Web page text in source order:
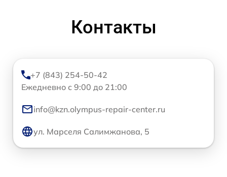
Контакты
+7 (843) 254-50-42
Ежедневно с 9:00 до 21:00
info@kzn.olympus-repair-center.ru
ул. Марселя Салимжанова, 5